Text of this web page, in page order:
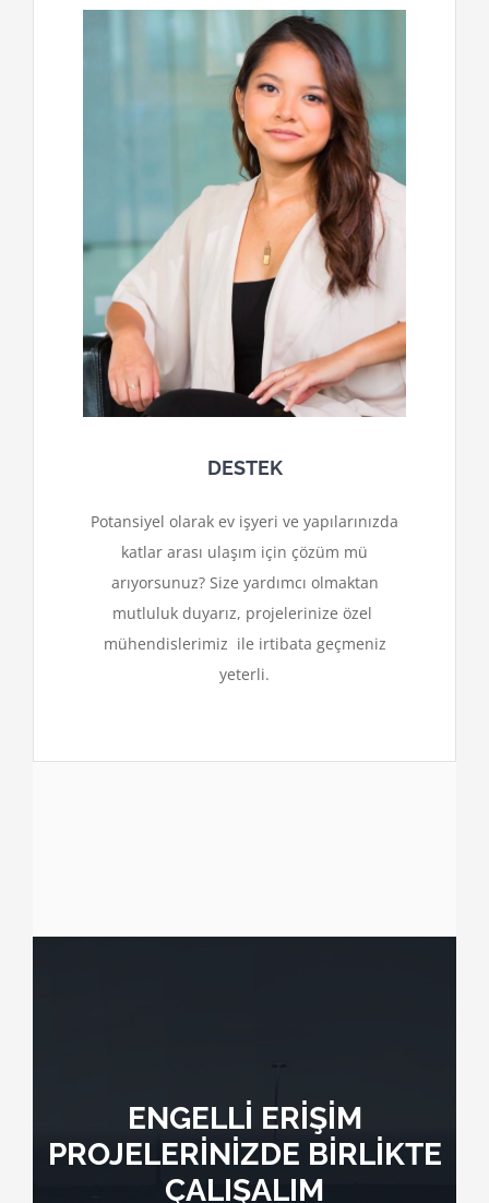
DESTEK
Potansiyel olarak ev işyeri ve yapılarınızda
katlar arası ulaşım için çözüm mü
arıyorsunuz? Size yardımcı olmaktan
mutluluk duyarız, projelerinize özel
mühendislerimiz ile irtibata geçmeniz
yeterli.
ENGELLİ ERİŞİM
PROJELERİNİZDE BİRLİKTE
ÇALIŞALIM